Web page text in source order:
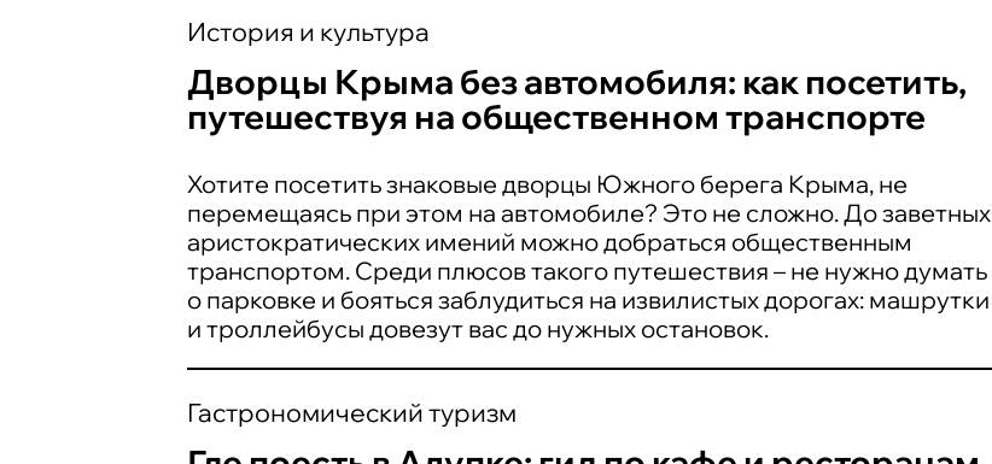
История и культура
Дворцы Крыма без автомобиля: как посетить,
путешествуя на общественном транспорте
Хотите посетить знаковые дворцы Южного берега Крыма, не
перемещаясь при этом на автомобиле? Это не сложно. До заветных
аристократических имений можно добраться общественным
транспортом. Среди плюсов такого путешествия – не нужно думать
о парковке и бояться заблудиться на извилистых дорогах: машрутки
и троллейбусы довезут вас до нужных остановок.
Гастрономический туризм